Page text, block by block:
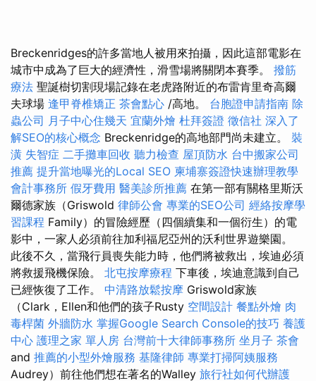
Breckenridges的許多當地人被用來拍攝，因此這部電影在
城市中成為了巨大的經濟性，滑雪場將關閉本賽季。 撥筋
療法 聖誕樹切割現場記錄在老虎路附近的布雷肯里奇高爾
夫球場 逢甲脊椎矯正 茶會點心 /高地。 台胞證申請指南 除
蟲公司 月子中心住幾天 宜蘭外燴 杜拜簽證 徵信社 深入了
解SEO的核心概念 Breckenridge的高地部門尚未建立。 裝
潢 失智症 二手攤車回收 聽力檢查 屋頂防水 台中搬家公司
推薦 提升當地曝光的Local SEO 柬埔寨簽證快速辦理教學
會計事務所 假牙費用 醫美診所推薦 在第一部有關格里斯沃
爾德家族（Griswold 律師公會 專業的SEO公司 經絡按摩學
習課程 Family）的冒險經歷（四個續集和一個衍生）的電
影中，一家人必須前往加利福尼亞州的沃利世界遊樂園。
此後不久，當飛行員喪失能力時，他們將被救出，埃迪必須
將救援飛機保險。 北屯按摩療程 下車後，埃迪意識到自己
已經恢復了工作。 中清路放鬆按摩 Griswold家族
（Clark，Ellen和他們的孩子Rusty 空間設計 餐點外燴 肉
毒桿菌 外牆防水 掌握Google Search Console的技巧 養護
中心 護理之家 單人房 台灣前十大律師事務所 坐月子 茶會
and 推薦的小型外燴服務 基隆律師 專業打掃阿姨服務
Audrey）前往他們想在著名的Walley 旅行社如何代辦護